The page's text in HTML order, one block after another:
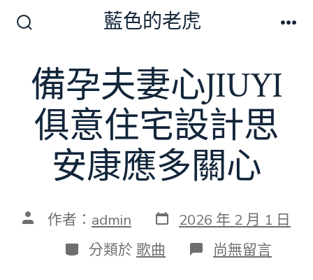
切
換
開
藍色的老虎
備孕夫妻心JIUYI
俱意住宅設計思
安康應多關心
文 作者： admin 發
表
日
期
2026 年 2 月 1 日
分
類
分類於 歌曲 在
〈備
尚無留言